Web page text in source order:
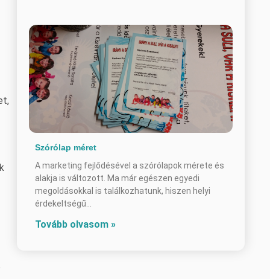
Szórólap méret
A marketing fejlődésével a szórólapok mérete és
alakja is változott. Ma már egészen egyedi
megoldásokkal is találkozhatunk, hiszen helyi
érdekeltségű
Tovább olvasom »